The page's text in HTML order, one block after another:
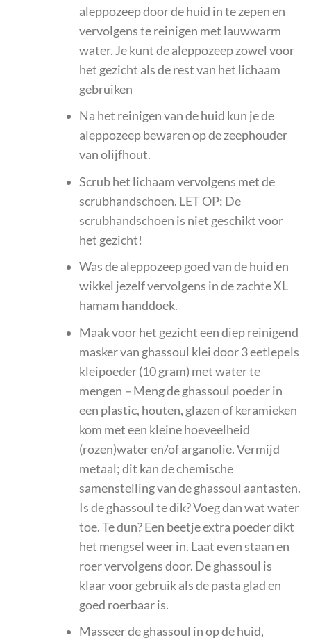
aleppozeep door de huid in te zepen en
vervolgens te reinigen met lauwwarm
water. Je kunt de aleppozeep zowel voor
het gezicht als de rest van het lichaam
gebruiken
Na het reinigen van de huid kun je de
aleppozeep bewaren op de zeephouder
van olijfhout.
Scrub het lichaam vervolgens met de
scrubhandschoen. LET OP: De
scrubhandschoen is niet geschikt voor
het gezicht!
Was de aleppozeep goed van de huid en
wikkel jezelf vervolgens in de zachte XL
hamam handdoek.
Maak voor het gezicht een diep reinigend
masker van ghassoul klei door 3 eetlepels
kleipoeder (10 gram) met water te
mengen –Meng de ghassoul poeder in
een plastic, houten, glazen of keramieken
kom met een kleine hoeveelheid
(rozen)water en/of arganolie. Vermijd
metaal; dit kan de chemische
samenstelling van de ghassoul aantasten.
Is de ghassoul te dik? Voeg dan wat water
toe. Te dun? Een beetje extra poeder dikt
het mengsel weer in. Laat even staan en
roer vervolgens door. De ghassoul is
klaar voor gebruik als de pasta glad en
goed roerbaar is.
Masseer de ghassoul in op de huid,